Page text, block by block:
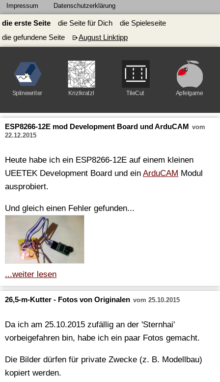
Impressum Datenschutzerklärung
die erste Seite die Seite für Dich
die Spieleseite
die gefundene Seite
August Linktipp
Splinewriter Krizlkratzl TileCut Apfelgame
ESP8266-12E mod Development Board und ArduCAM vom
22.12.2015
Heute habe ich ein ESP8266-12E auf einem kleinen
UEETEK Development Board und ein ArduCAM Modul
ausprobiert.
Und gleich einen Fehler gefunden...
...weiter lesen
26,5-m-Kutter - Fotos von Originalen vom 25.10.2015
Da ich am 25.10.2015 zufällig an der 'Sternhai'
vorbeigefahren bin, habe ich ein paar Fotos gemacht.
Die Bilder dürfen für private Zwecke (z. B. Modellbau)
kopiert werden.